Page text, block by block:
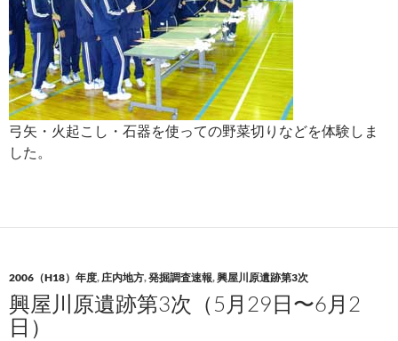
弓矢・火起こし・石器を使っての野菜切りなどを体験しま
した。
2006（H18）年度,庄内地方,発掘調査速報,興屋川原遺跡第3次
興屋川原遺跡第3次（5月29日〜6月2
日）